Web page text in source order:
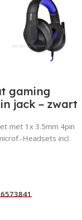
gaming
jack – zwart
met 1x 3.5mm 4pin
Headsets incl.